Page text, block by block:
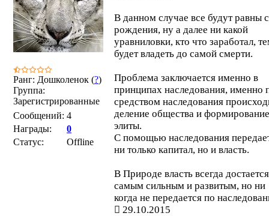
Ранг: Дошколенок (?)
Группа:
Зарегистрированные
Сообщений: 4
Награды:
0
Статус:
Offline
В данном случае все будут равны с
рождения, ну а далее ни какой
уравниловки, кто что заработал,
будет владеть до самой смерти.
Проблема заключается именно в
принципах наследования, именно
средством наследования
деление общества и формирование
элиты.
С помощью наследования
ни только капитал, но и власть.
В Природе власть всегда достается
самым сильным и развитым, но ни
когда не передается по
29.10.2015